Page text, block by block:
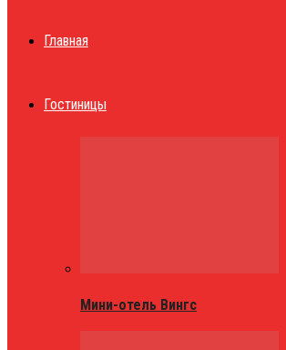
Главная
Гостиницы
Мини-отель Вингс